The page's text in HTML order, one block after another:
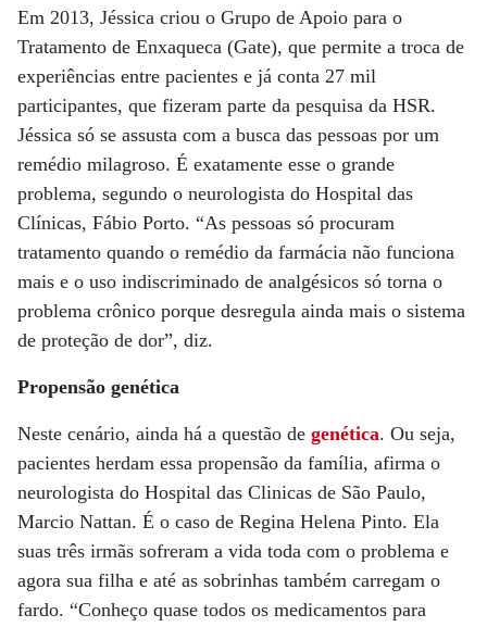
Em 2013, Jéssica criou o Grupo de Apoio para o
Tratamento de Enxaqueca (Gate), que permite a troca de
experiências entre pacientes e já conta 27 mil
participantes, que fizeram parte da pesquisa da HSR.
Jéssica só se assusta com a busca das pessoas por um
remédio milagroso. É exatamente esse o grande
problema, segundo o neurologista do Hospital das
Clínicas, Fábio Porto. “As pessoas só procuram
tratamento quando o remédio da farmácia não funciona
mais e o uso indiscriminado de analgésicos só torna o
problema crônico porque desregula ainda mais o sistema
de proteção de dor”, diz.
Propensão genética
Neste cenário, ainda há a questão de genética. Ou seja,
pacientes herdam essa propensão da família, afirma o
neurologista do Hospital das Clinicas de São Paulo,
Marcio Nattan. É o caso de Regina Helena Pinto. Ela
suas três irmãs sofreram a vida toda com o problema e
agora sua filha e até as sobrinhas também carregam o
fardo. “Conheço quase todos os medicamentos para